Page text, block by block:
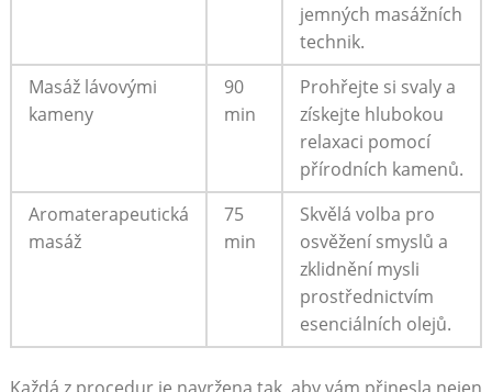
jemných masážních
technik.
Masáž lávovými
kameny
90
min
Prohřejte si svaly a
⁣získejte hlubokou
relaxaci pomocí‍
přírodních kamenů.
Aromaterapeutická
masáž
75
min
Skvělá volba pro
osvěžení⁢ smyslů a
zklidnění mysli
prostřednictvím
‍esenciálních olejů.